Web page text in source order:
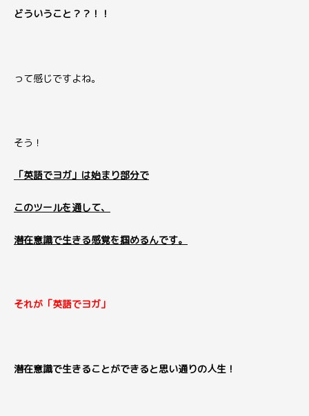
どういうこと？？！！
って感じですよね。
そう！
「英語でヨガ」は始まり部分で
このツールを通して、
潜在意識で生きる感覚を掴めるんです。
それが「英語でヨガ」
潜在意識で生きることができると思い通りの人生！